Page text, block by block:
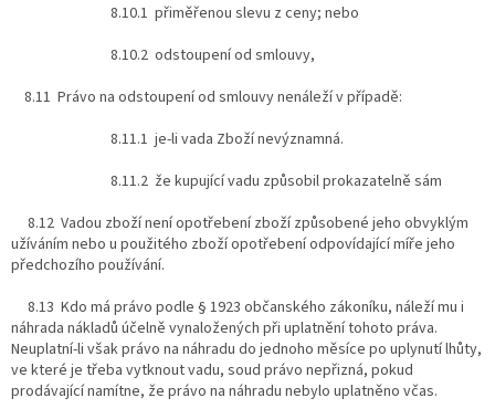
8.10.1 přiměřenou slevu z ceny; nebo
8.10.2 odstoupení od smlouvy,
8.11 Právo na odstoupení od smlouvy nenáleží v případě:
8.11.1 je-li vada Zboží nevýznamná.
8.11.2 že kupující vadu způsobil prokazatelně sám
8.12 Vadou zboží není opotřebení zboží způsobené jeho obvyklým
užíváním nebo u použitého zboží opotřebení odpovídající míře jeho
předchozího používání.
8.13 Kdo má právo podle § 1923 občanského zákoníku, náleží mu i
náhrada nákladů účelně vynaložených při uplatnění tohoto práva.
Neuplatní-li však právo na náhradu do jednoho měsíce po uplynutí lhůty,
ve které je třeba vytknout vadu, soud právo nepřizná, pokud
prodávající namítne, že právo na náhradu nebylo uplatněno včas.